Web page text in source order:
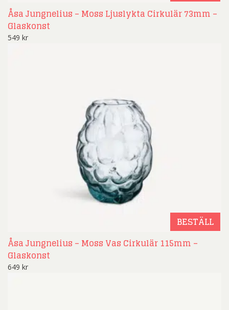
Åsa Jungnelius – Moss Ljuslykta Cirkulär 73mm –
Glaskonst
549 kr
BESTÄLL
Åsa Jungnelius – Moss Vas Cirkulär 115mm –
Glaskonst
649 kr